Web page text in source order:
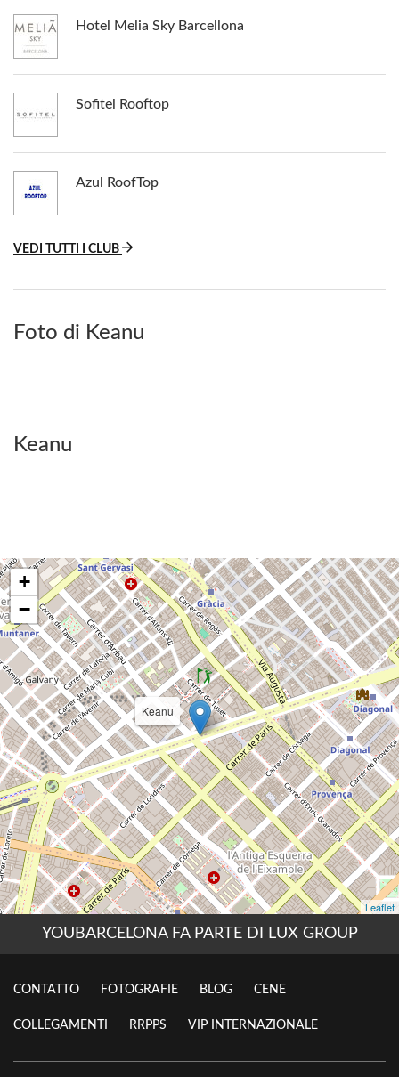
Hotel Melia Sky Barcellona
Sofitel Rooftop
Azul RoofTop
VEDI TUTTI I CLUB
Foto di Keanu
Keanu
YOUBARCELONA FA PARTE DI LUX GROUP
CONTATTO FOTOGRAFIE BLOG CENE
COLLEGAMENTI RRPPS VIP INTERNAZIONALE